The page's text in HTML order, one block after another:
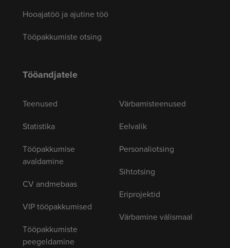
Hooajatöö ja ajutine töö
Tööpakkumiste otsing
Tööandjatele
Teenused
Statistika
Tööpakkumise
avaldamine
CV andmebaas
VIP tööpakkumised
Tööpakkumiste
peegeldamine
Värbamisteenused
Eelvalik
Personaliotsing
Sihtotsing
Eriprojektid
Värbamine välismaal